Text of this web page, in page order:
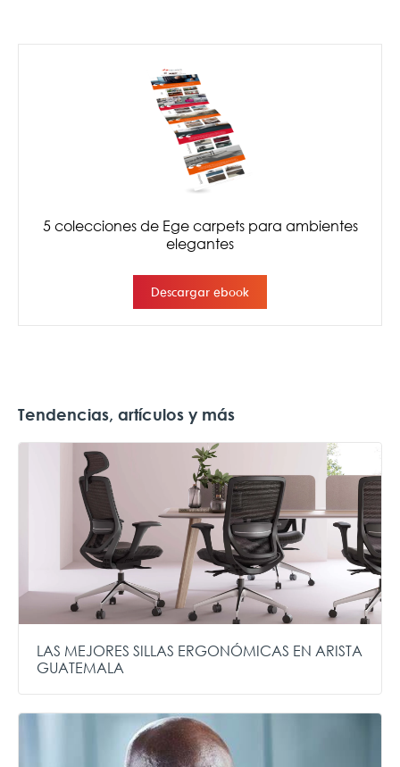
Tendencias, artículos y más
LAS MEJORES SILLAS ERGONÓMICAS EN ARISTA
GUATEMALA